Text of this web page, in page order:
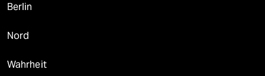
Berlin
Nord
Wahrheit